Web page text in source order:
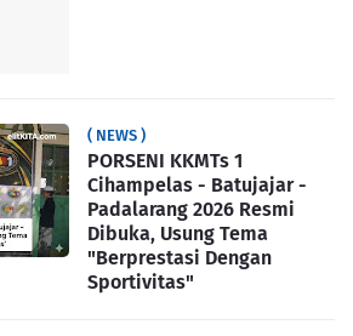
( NEWS )
PORSENI KKMTs 1
Cihampelas - Batujajar -
Padalarang 2026 Resmi
Dibuka, Usung Tema
"Berprestasi Dengan
Sportivitas"